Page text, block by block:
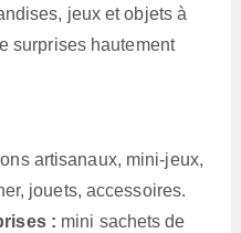
jeux et objets à
surprises hautement
artisanaux, mini-jeux,
jouets, accessoires.
: mini sachets de